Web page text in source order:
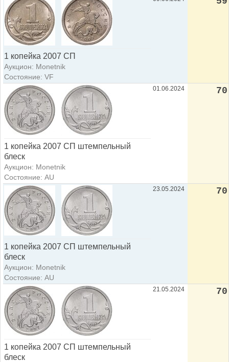
1 копейка 2007 СП
Аукцион: Monetnik
Состояние: VF
1 копейка 2007 СП штемпельный
блеск
Аукцион: Monetnik
Состояние: AU
01.06.2024 70
1 копейка 2007 СП штемпельный
блеск
Аукцион: Monetnik
Состояние: AU
23.05.2024 70
1 копейка 2007 СП штемпельный
блеск
21.05.2024 70